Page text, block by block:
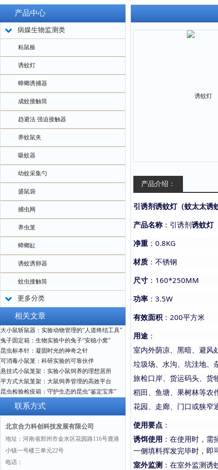
产品中心
病媒生物监测类
粘鼠板
诱蚊灯
蟑螂诱捕器
成蚊接触筒
趋避法 强迫接触器
养蚊鼠夹
吸蚊器
幼蚊采集勺
盛鼠袋
捕虫网
养虫笼
蟑螂缸
诱蚊诱卵器
蚊虫接触筒
更多分类
相关文章
大小鼠斩鼠器：实验动物管理的“人道终结工具”
兔子固定箱：生物实验中的兔子“安稳小窝”
昆虫标本针：凝固时光的神奇之针
可消毒小鼠笼：科研实验的可靠伙伴
悬挂式小鼠笼架：实验小鼠饲养的理想居所
平方式大鼠笼架：大鼠饲养管理的高效平台
昆虫检验检疫箱：守护生态的昆虫“鉴定宝库”
联系方式
北京合力科创科技发展有限公司
地址：河南省郑州市金水区花园路116号鹿港
小镇一号楼三单元22号
电话：
产品介绍：
引诱剂诱蚊灯（蚊太太诱
产品名称：引诱剂诱蚊灯
净重 ： 0.8KG
材质 ：不锈钢
尺寸 ： 160*250MM
功率 ： 3.5W
有效面积 ： 200平方米
用途 ：
室内外荫凉、黑暗、避风
垃圾场、水沟、坑洼地、
旅检口岸、货运码头、货
稻田、鱼塘、果树林等农
花园、走廊、门口或狭窄
使用要点 ：
诱饵使用 ：在使用时，
一侧填料挥发完毕时，即
室外监测 ：在室外监测